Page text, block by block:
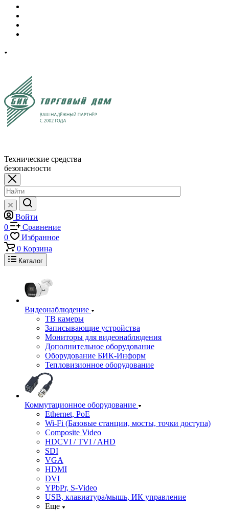
Технические средства
безопасности
Войти
0
Сравнение
0
Избранное
0 Корзина
Каталог
Видеонаблюдение
ТВ камеры
Записывающие устройства
Мониторы для видеонаблюдения
Дополнительное оборудование
Оборудование БИК-Информ
Тепловизионное оборудование
Коммутационное оборудование
Ethernet, PoE
Wi-Fi (Базовые станции, мосты, точки доступа)
Composite Video
HDCVI / TVI / AHD
SDI
VGA
HDMI
DVI
YPbPr, S-Video
USB, клавиатура/мышь, ИК управление
Еще